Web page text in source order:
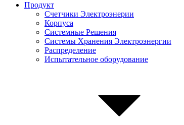
Продукт
Счетчики Электроэнерии
Корпуса
Системные Pешения
Системы Хранения Электроэнергии
Распределение
Испытательное оборудование